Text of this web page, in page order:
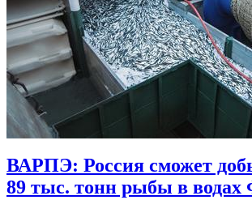
ВАРПЭ: Россия сможет
89 тыс. тонн рыбы в водах